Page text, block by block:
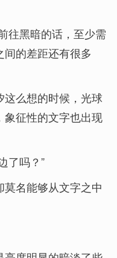
往黑暗的话，至少需
的差距还有很多
么想的时候，光球
征性的文字也出现
了吗？”
名能够从文字之中